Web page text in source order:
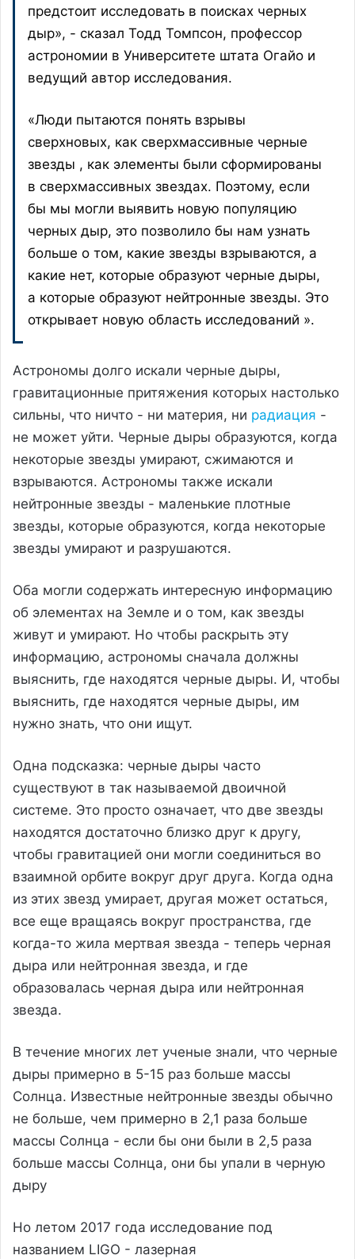
предстоит исследовать в поисках черных
дыр», - сказал Тодд Томпсон, профессор
астрономии в Университете штата Огайо и
ведущий автор исследования.
«Люди пытаются понять взрывы
сверхновых, как сверхмассивные черные
звезды , как элементы были сформированы
в сверхмассивных звездах. Поэтому, если
бы мы могли выявить новую популяцию
черных дыр, это позволило бы нам узнать
больше о том, какие звезды взрываются, а
какие нет, которые образуют черные дыры,
а которые образуют нейтронные звезды. Это
открывает новую область исследований ».
Астрономы долго искали черные дыры,
гравитационные притяжения которых настолько
сильны, что ничто - ни материя, ни радиация -
не может уйти. Черные дыры образуются, когда
некоторые звезды умирают, сжимаются и
взрываются. Астрономы также искали
нейтронные звезды - маленькие плотные
звезды, которые образуются, когда некоторые
звезды умирают и разрушаются.
Оба могли содержать интересную информацию
об элементах на Земле и о том, как звезды
живут и умирают. Но чтобы раскрыть эту
информацию, астрономы сначала должны
выяснить, где находятся черные дыры. И, чтобы
выяснить, где находятся черные дыры, им
нужно знать, что они ищут.
Одна подсказка: черные дыры часто
существуют в так называемой двоичной
системе. Это просто означает, что две звезды
находятся достаточно близко друг к другу,
чтобы гравитацией они могли соединиться во
взаимной орбите вокруг друг друга. Когда одна
из этих звезд умирает, другая может остаться,
все еще вращаясь вокруг пространства, где
когда-то жила мертвая звезда - теперь черная
дыра или нейтронная звезда, и где
образовалась черная дыра или нейтронная
звезда.
В течение многих лет ученые знали, что черные
дыры примерно в 5-15 раз больше массы
Солнца. Известные нейтронные звезды обычно
не больше, чем примерно в 2,1 раза больше
массы Солнца - если бы они были в 2,5 раза
больше массы Солнца, они бы упали в черную
дыру
Но летом 2017 года исследование под
названием LIGO - лазерная